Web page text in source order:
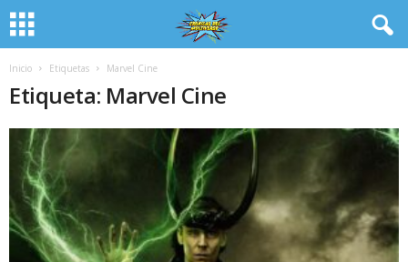
Inicio Etiquetas Marvel Cine
Etiqueta: Marvel Cine